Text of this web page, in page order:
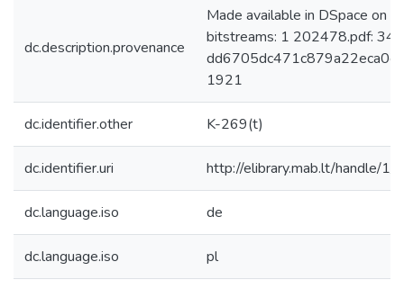
dc.description.provenance
Made available in DSpace on
bitstreams: 1 202478.pdf:
1921
dc.identifier.other K-269(t)
dc.identifier.uri http://elibrary.mab.lt/handle/1/
dc.language.iso de
dc.language.iso pl